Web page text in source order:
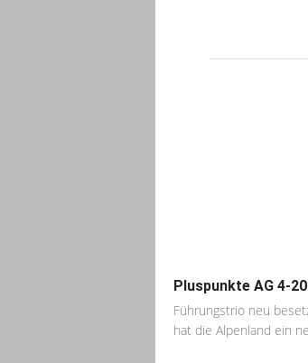
Pluspunkte AG 4-
Führungstrio neu
hat die Alpenland ein